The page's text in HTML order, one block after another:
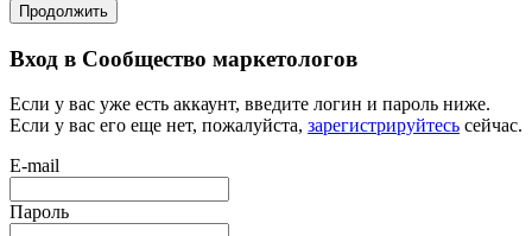
Продолжить
Вход в Сообщество маркетологов
Если у вас уже есть аккаунт, введите логин и пароль ниже.
Если у вас его еще нет, пожалуйста, зарегистрируйтесь сейчас.
E-mail
Пароль